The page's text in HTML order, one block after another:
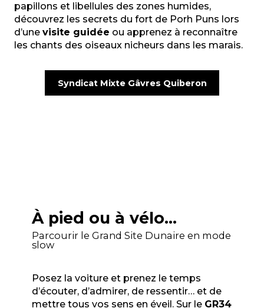
papillons et libellules des zones humides,
découvrez les secrets du fort de Porh Puns lors
d’une visite guidée ou apprenez à reconnaître
les chants des oiseaux nicheurs dans les marais.
Syndicat Mixte Gâvres Quiberon
À pied ou à vélo…
Parcourir le Grand Site Dunaire en mode
slow
Posez la voiture et prenez le temps
d’écouter, d’admirer, de ressentir… et de
mettre tous vos sens en éveil. Sur le GR34